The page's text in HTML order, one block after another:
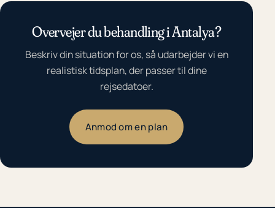
Overvejer du behandling i Antalya?
Beskriv din situation for os, så udarbejder vi en
realistisk tidsplan, der passer til dine
rejsedatoer.
Anmod om en plan